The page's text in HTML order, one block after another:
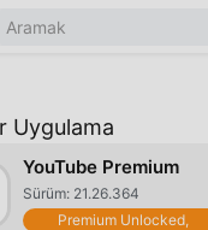
Uygulama
YouTube Premium
Sürüm: 21.26.364
Premium Unlocked,